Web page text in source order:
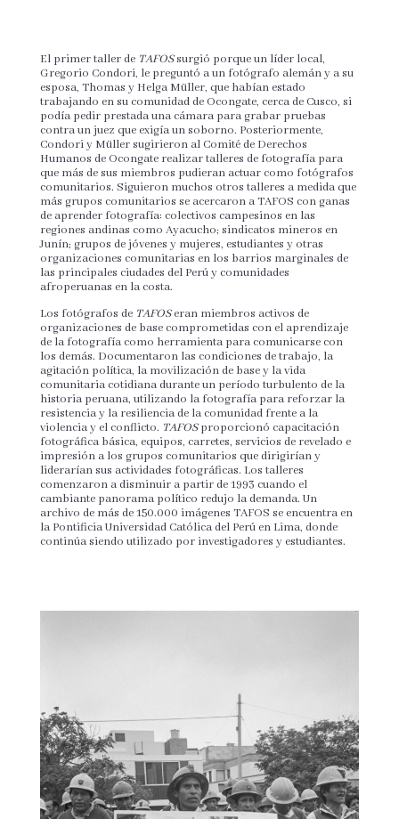
El primer taller deTAFOSsurgió porque un líder local,
Gregorio Condori, le preguntó a un fotógrafo alemán y a su
esposa, Thomas y Helga Müller, que habían estado
trabajando en su comunidad de Ocongate, cerca de Cusco, si
podía pedir prestada una cámara para grabar pruebas
contra un juez que exigía un soborno. Posteriormente,
Condori y Müller sugirieron al Comité de Derechos
Humanos de Ocongate realizar talleres de fotografía para
que más de sus miembros pudieran actuar como fotógrafos
comunitarios. Siguieron muchos otros talleres a medida que
más grupos comunitarios se acercaron a TAFOS con ganas
de aprender fotografía: colectivos campesinos en las
regiones andinas como Ayacucho; sindicatos mineros en
Junín; grupos de jóvenes y mujeres, estudiantes y otras
organizaciones comunitarias en los barrios marginales de
las principales ciudades del Perú y comunidades
afroperuanas en la costa.
Los fotógrafos de TAFOSeran miembros activos de
organizaciones de base comprometidas con el aprendizaje
de la fotografía como herramienta para comunicarse con
los demás. Documentaron las condiciones de trabajo, la
agitación política, la movilización de base y la vida
comunitaria cotidiana durante un período turbulento de la
historia peruana, utilizando la fotografía para reforzar la
resistencia y la resiliencia de la comunidad frente a la
violencia y el conflicto. TAFOSproporcionó capacitación
fotográfica básica, equipos, carretes, servicios de revelado e
impresión a los grupos comunitarios que dirigirían y
liderarían sus actividades fotográficas. Los talleres
comenzaron a disminuir a partir de 1993 cuando el
cambiante panorama político redujo la demanda. Un
archivo de más de 150.000 imágenes TAFOS se encuentra en
la Pontificia Universidad Católica del Perú en Lima, donde
continúa siendo utilizado por investigadores y estudiantes.